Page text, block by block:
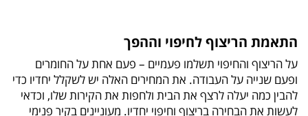
התאמת הריצוף לחיפוי וההפך
על הריצוף והחיפוי תשלמו פעמיים – פעם אחת על החומרים
ופעם שנייה על העבודה. את המחירים האלה יש לשקלל יחדיו כדי
להבין כמה יעלה לרצף את הבית ולחפות את הקירות שלו, וכדאי
לעשות את הבחירה בריצוף וחיפוי יחדיו. מעוניינים בקיר פנימי